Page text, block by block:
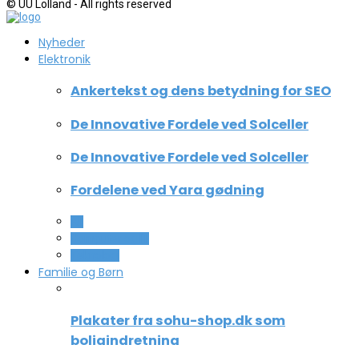
© UU Lolland - All rights reserved
Nyheder
Elektronik
Ankertekst og dens betydning for SEO
De Innovative Fordele ved Solceller
De Innovative Fordele ved Solceller
Fordelene ved Yara gødning
Familie og Børn
Plakater fra sohu-shop.dk som
boligindretning